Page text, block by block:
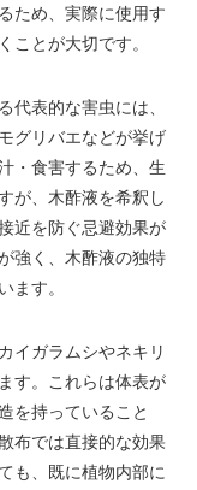
ため、実際に使用す
ことが大切です。
代表的な害虫には、
グリバエなどが挙げ
・食害するため、生
が、木酢液を希釈し
近を防ぐ忌避効果が
強く、木酢液の独特
ます。
イガラムシやネキリ
す。これらは体表が
を持っていること
布では直接的な効果
も、既に植物内部に